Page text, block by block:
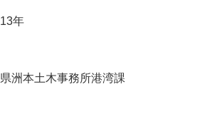
年
洲本土木事務所港湾課